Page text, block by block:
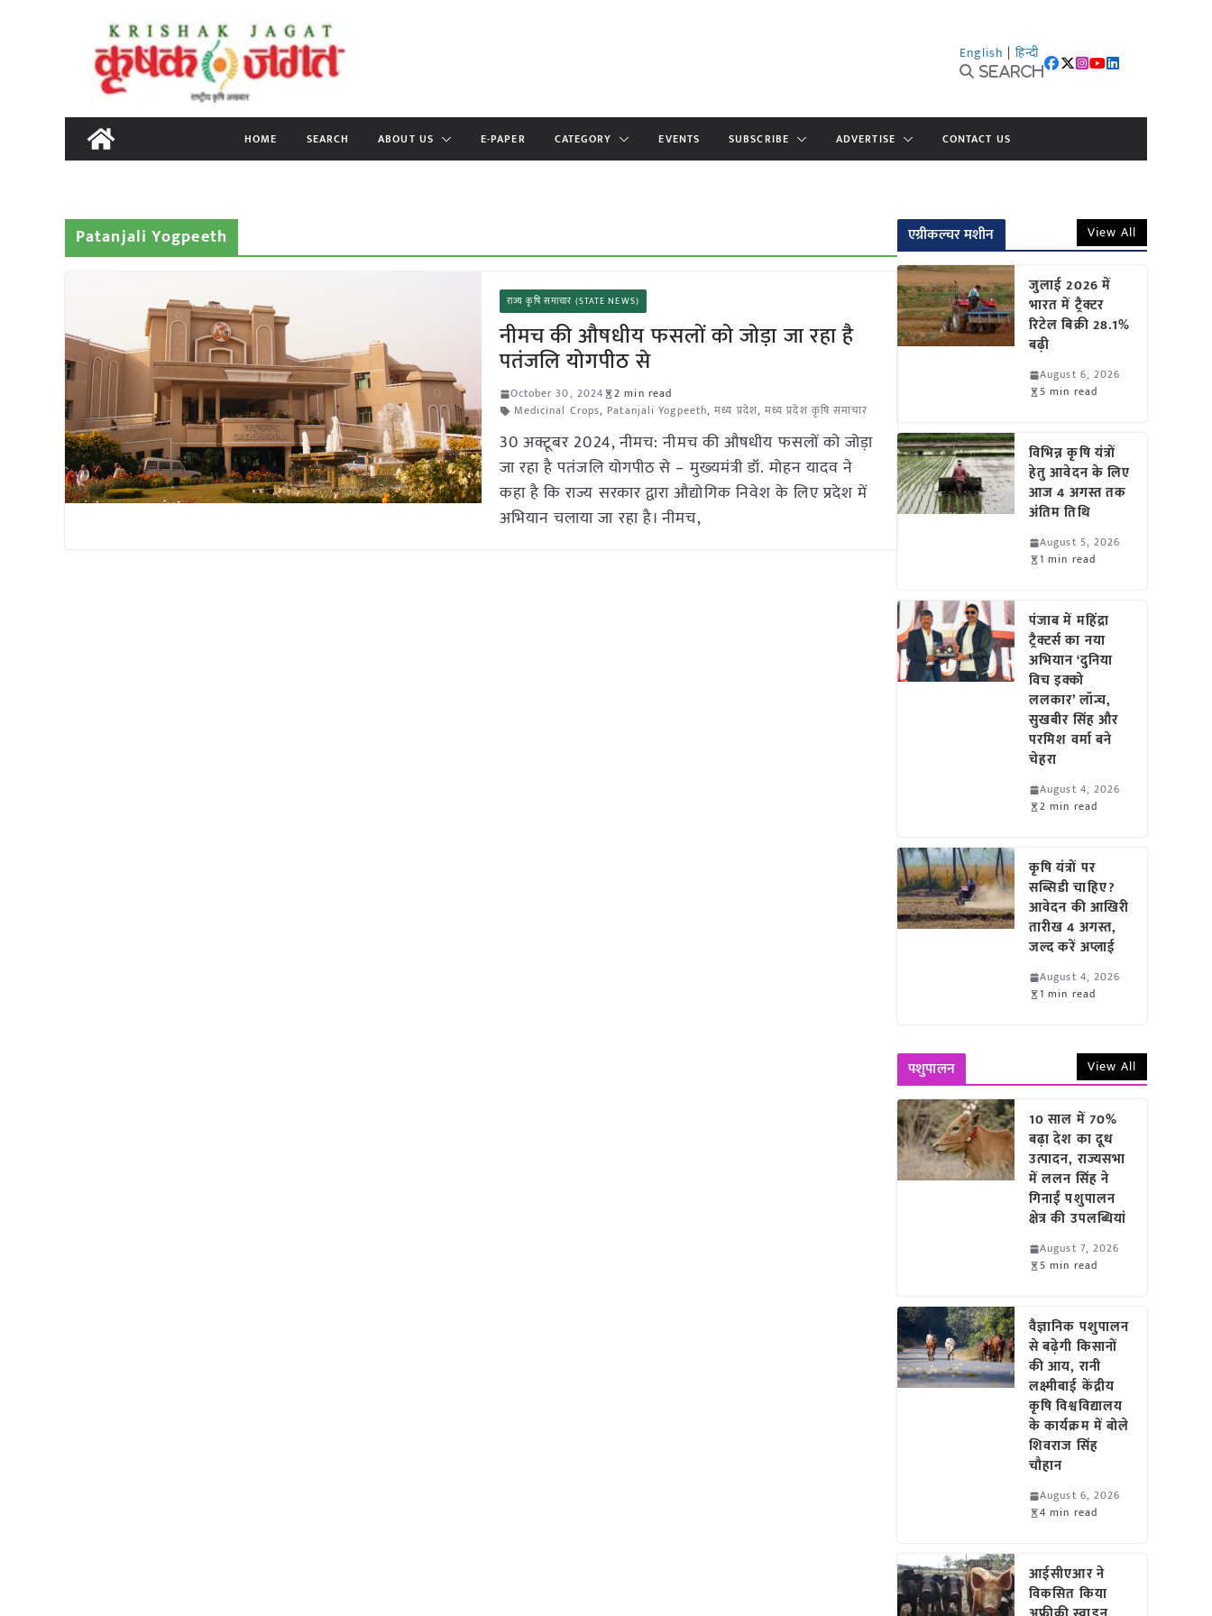
content
English | हिन्दी
Search
HOME SEARCH ABOUT US E-PAPER CATEGORY EVENTS SUBSCRIBE ADVERTISE CONTACT US
Patanjali Yogpeeth
राज्य कृषि समाचार (STATE NEWS)
नीमच की औषधीय फसलों को जोड़ा जा रहा है
पतंजलि योगपीठ से
October 30, 2024
2 min read
Medicinal Crops, Patanjali Yogpeeth,मध्य प्रदेश,मध्य प्रदेश कृषि समाचार
30 अक्टूबर 2024, नीमच: नीमच की औषधीय फसलों को जोड़ा
जा रहा है पतंजलि योगपीठ से – मुख्‍यमंत्री डॉ. मोहन यादव ने
कहा है कि राज्य सरकार द्वारा औद्योगिक निवेश के लिए प्रदेश में
अभियान चलाया जा रहा है। नीमच,
एग्रीकल्चर मशीन View All
जुलाई 2026 में
भारत में ट्रैक्टर
रिटेल बिक्री 28.1%
बढ़ी
August 6, 2026
5 min read
विभिन्न कृषि यंत्रों
हेतु आवेदन के लिए
आज 4 अगस्त तक
अंतिम तिथि
August 5, 2026
1 min read
पंजाब में महिंद्रा
ट्रैक्टर्स का नया
अभियान ‘दुनिया
विच इक्को
ललकार’ लॉन्च,
सुखबीर सिंह और
परमिश वर्मा बने
चेहरा
August 4, 2026
2 min read
कृषि यंत्रों पर
सब्सिडी चाहिए?
आवेदन की आखिरी
तारीख 4 अगस्त,
जल्द करें अप्लाई
August 4, 2026
1 min read
पशुपालन View All
10 साल में 70%
बढ़ा देश का दूध
उत्पादन, राज्यसभा
में ललन सिंह ने
गिनाईं पशुपालन
क्षेत्र की उपलब्धियां
August 7, 2026
5 min read
वैज्ञानिक पशुपालन
से बढ़ेगी किसानों
की आय, रानी
लक्ष्मीबाई केंद्रीय
कृषि विश्वविद्यालय
के कार्यक्रम में बोले
शिवराज सिंह
चौहान
August 6, 2026
4 min read
आईसीएआर ने
विकसित किया